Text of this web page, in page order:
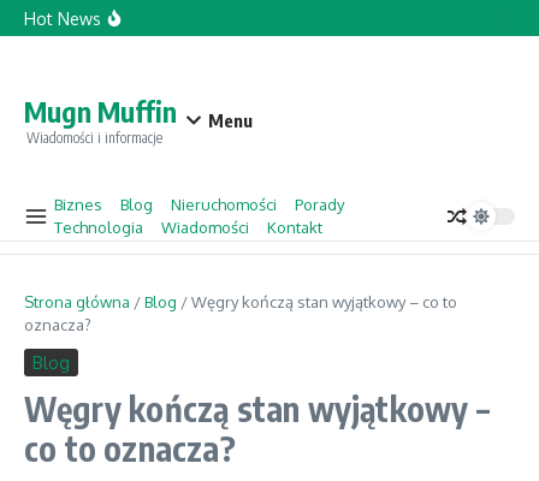
Przejdź do treści
Hot NewsTopforcecompany.com Opinie
Mugn Muffin
Wiadomości i informacje
Menu
Biznes Blog Nieruchomości
Porady
Technologia
Wiadomości Kontakt
Strona główna /Blog /Węgry kończą stan wyjątkowy – co to
oznacza?
Blog
Węgry kończą stan wyjątkowy –
co to oznacza?